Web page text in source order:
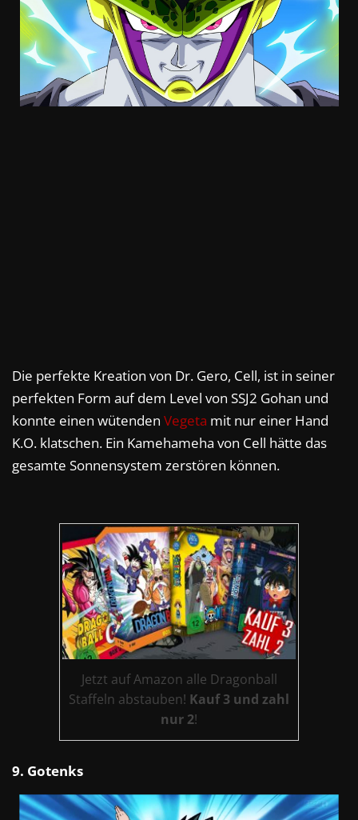
Die perfekte Kreation von Dr. Gero, Cell, ist in seiner
perfekten Form auf dem Level von SSJ2 Gohan und
konnte einen wütenden Vegeta mit nur einer Hand
K.O. klatschen. Ein Kamehameha von Cell hätte das
gesamte Sonnensystem zerstören können.
Jetzt auf Amazon alle Dragonball
Staffeln abstauben! Kauf 3 und zahl
nur 2!
9. Gotenks